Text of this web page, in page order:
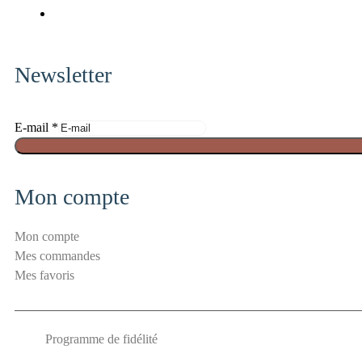
Newsletter
E
-
i
a
n
t
E-mail *
Mon compte
Mon compte
Mes commandes
Mes favoris
Programme de fidélité